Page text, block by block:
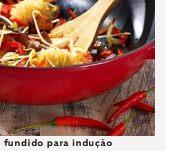
fundido para indução